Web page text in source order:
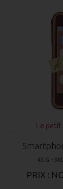
Le petit
45 G -
PRIX :